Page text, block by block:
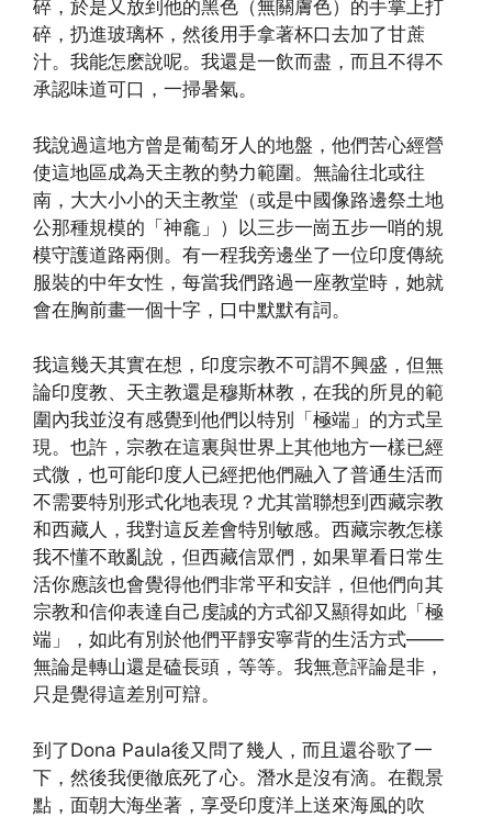
碎，於是又放到他的黑色（無關膚色）的手掌上打
碎，扔進玻璃杯，然後用手拿著杯口去加了甘蔗
汁。我能怎麽說呢。我還是一飲而盡，而且不得不
承認味道可口，一掃暑氣。
我說過這地方曾是葡萄牙人的地盤，他們苦心經營
使這地區成為天主教的勢力範圍。無論往北或往
南，大大小小的天主教堂（或是中國像路邊祭土地
公那種規模的「神龕」）以三步一崗五步一哨的規
模守護道路兩側。有一程我旁邊坐了一位印度傳統
服裝的中年女性，每當我們路過一座教堂時，她就
會在胸前畫一個十字，口中默默有詞。
我這幾天其實在想，印度宗教不可謂不興盛，但無
論印度教、天主教還是穆斯林教，在我的所見的範
圍內我並沒有感覺到他們以特別「極端」的方式呈
現。也許，宗教在這裏與世界上其他地方一樣已經
式微，也可能印度人已經把他們融入了普通生活而
不需要特別形式化地表現？尤其當聯想到西藏宗教
和西藏人，我對這反差會特別敏感。西藏宗教怎樣
我不懂不敢亂說，但西藏信眾們，如果單看日常生
活你應該也會覺得他們非常平和安詳，但他們向其
宗教和信仰表達自己虔誠的方式卻又顯得如此「極
端」，如此有別於他們平靜安寧背的生活方式——
無論是轉山還是磕長頭，等等。我無意評論是非，
只是覺得這差別可辯。
到了Dona Paula後又問了幾人，而且還谷歌了一
下，然後我便徹底死了心。潛水是沒有滴。在觀景
點，面朝大海坐著，享受印度洋上送來海風的吹